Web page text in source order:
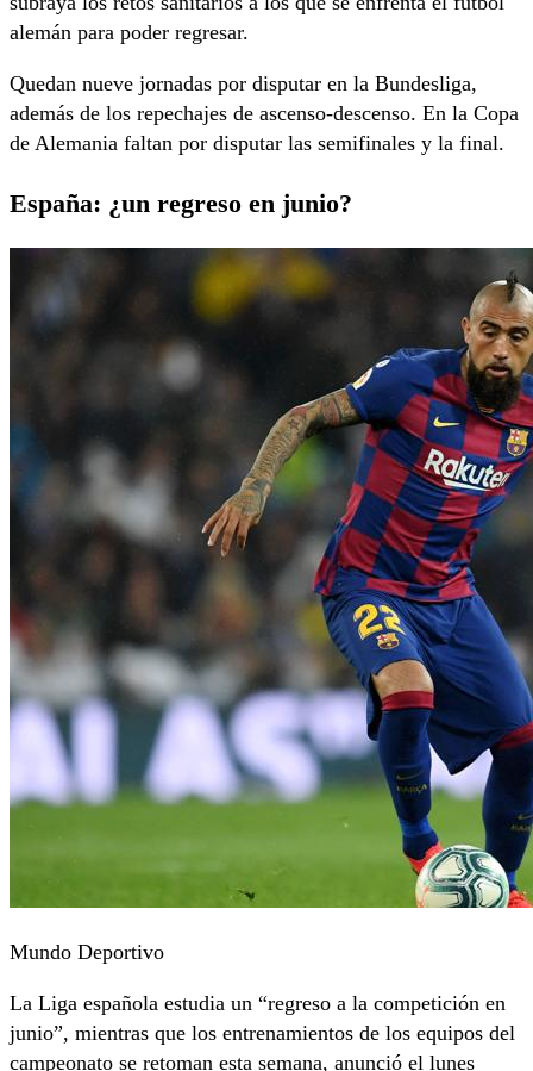
alemán para poder regresar.
Quedan nueve jornadas por disputar en la Bundesliga,
además de los repechajes de ascenso-descenso. En la Copa
de Alemania faltan por disputar las semifinales y la final.
España: ¿un regreso en junio?
Mundo Deportivo
La Liga española estudia un “regreso a la competición en
junio”, mientras que los entrenamientos de los equipos del
campeonato se retoman esta semana, anunció el lunes